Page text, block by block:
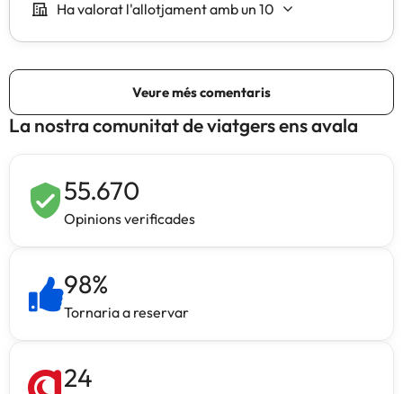
La nostra comunitat de viatgers ens avala
55.670
Opinions verificades
98%
Tornaria a reservar
24